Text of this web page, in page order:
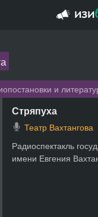
и
Стряпуха
Театр Вахтангова
Радиоспектакль
имени Евгения